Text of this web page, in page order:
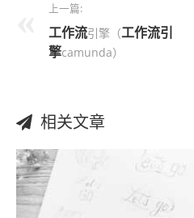
上一篇:
工作流引擎（工作流引
擎camunda）
相关文章